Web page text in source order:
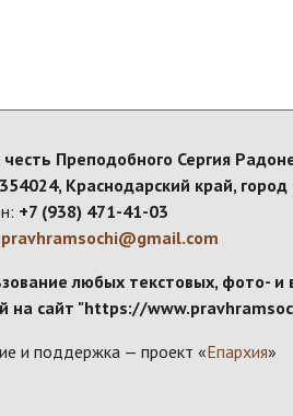
Преподобного Сергия
354024, Краснодарский край,
+7 (938) 471-41-03
pravhramsochi@gmail.com
любых текстовых, фото-
на сайт "https://
и поддержка — проект «Епархия»